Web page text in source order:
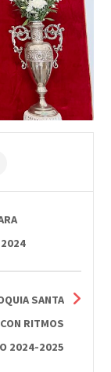
2024
SANTA
RITMOS
2024-2025